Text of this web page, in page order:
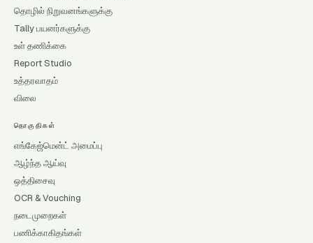
தொழில் நிறுவனங்களுக்கு
Tally பயனர்களுக்கு
உள் தணிக்கை
Report Studio
உத்தரவாதம்
விலை
தொகுதிகள்
எங்கேஜ்மென்ட் அமைப்பு
ஆழ்ந்த ஆய்வு
ஒத்திசைவு
OCR & Vouching
நடைமுறைகள்
பணிக்காகிதங்கள்